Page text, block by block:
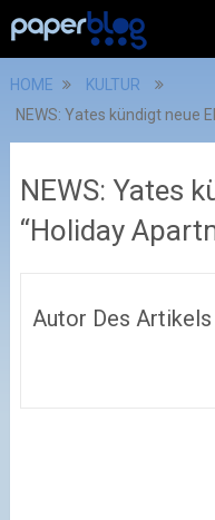
HOME
KULTUR
NEWS: Yates kündigt neue
NEWS: Yates
“Holiday
Autor Des Artikels